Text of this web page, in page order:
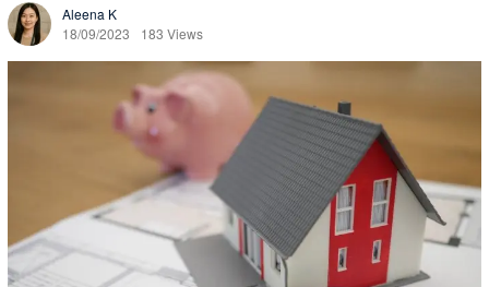
Aleena K
18/09/2023
183 Views